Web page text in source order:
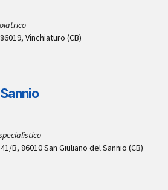
Vinchiaturo (CB)
B, 86010 San Giuliano del Sannio (CB)